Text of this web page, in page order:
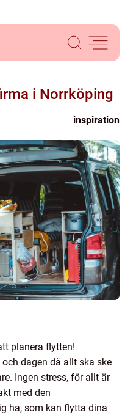
i Norrköping
inspiration
planera flytten!
dagen då allt ska ske
Ingen stress, för allt är
med den
ha, som kan flytta dina